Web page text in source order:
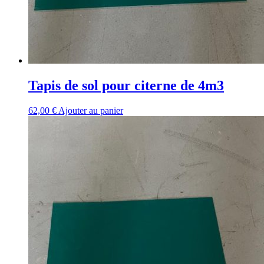
Tapis de sol pour citerne de 4m3
62,00 € Ajouter au panier